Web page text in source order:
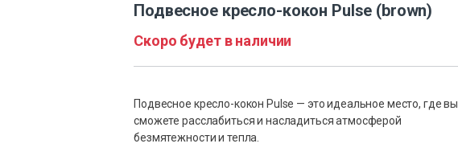
Подвесное кресло-кокон Pulse (brown)
Скоро будет в наличии
Подвесное кресло-кокон Pulse — это идеальное место, где вы
сможете расслабиться и насладиться атмосферой
безмятежности и тепла.